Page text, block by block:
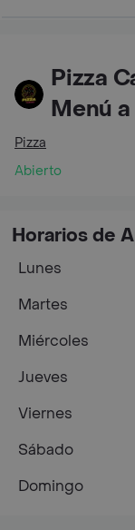
Pizza
Menú
Pizza
Abierto
Horarios de
Lunes
Martes
Miércoles
Jueves
Viernes
Sábado
Domingo